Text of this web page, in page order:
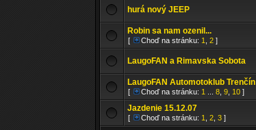
hurá nový JEEP
Robin sa nam ozenil...
[ Choď na stránku: 1 2]
LaugoFAN a Rimavska Sobota
LaugoFAN Automotoklub Trenčín
[ Choď na stránku: 1 8, 9, 10]
Jazdenie 15.12.07
[ Choď na stránku: 1 2, 3]